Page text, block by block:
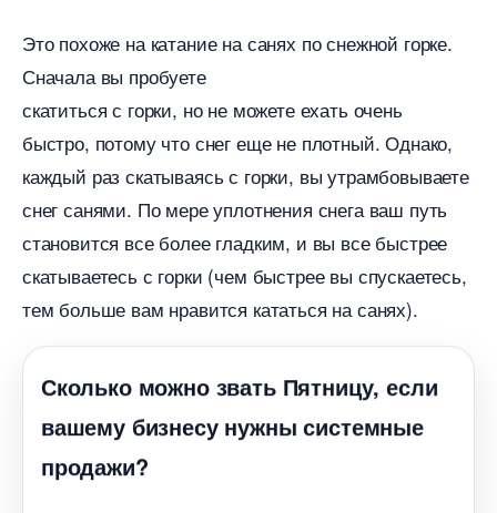
Это похоже на катание на санях по снежной горке.
Сначала вы пробуете
скатиться с горки, но не можете ехать очень
ыстро, потому что снег еще не плотный. Однако,
каждый раз скатываясь с горки, вы утрамбовываете
снег санями. По мере уплотнения снега ваш путь
становится все более гладким, и вы все быстрее
скатываетесь с горки (чем быстрее вы спускаетесь,
тем больше вам нравится кататься на санях).
Сколько можно звать Пятницу, если
ашему бизнесу нужны системные
продажи?